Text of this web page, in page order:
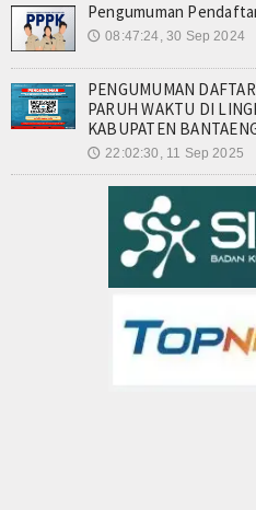
ASN
Honorer
Hubungi Kami
Pengumuman
🕔 08:47:24, 30 Sep 2024
PENGUMUMAN
PARUH WAKTU DI
KABUPATEN
🕔 22:02:30, 11 Sep 2025